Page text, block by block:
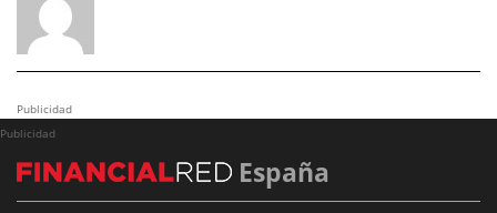
Publicidad
Publicidad
España